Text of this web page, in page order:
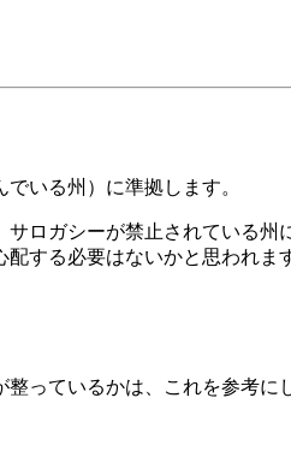
いる州）に準拠します。
ロガシーが禁止されている州
する必要はないかと思われま
っているかは、これを参考に